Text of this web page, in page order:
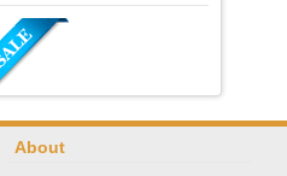
About